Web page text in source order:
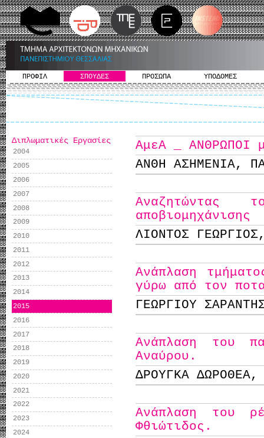
ΠΡΟΦΙΛ ΣΠΟΥΔΕΣ ΠΡΟΣΩΠΑ ΥΠΟΔΟΜΕΣ
Διπλωματικές Εργασίες
2004
2005
2006
2007
2008
2009
2010
2011
2012
2013
2014
2015
2016
2017
2018
2019
2020
2021
2022
2023
2024
ΑμεΑ _ ΑΝΘΡΩΠΟΙ
ΑΝΘΗ ΑΣΗΜΕΝΙΑ,
αποβιομηχάνισης
ΛΙΟΝΤΟΣ
Ανάπλαση
γύρω από τον
ΓΕΩΡΓΙΟΥ
Ανάπλαση του
Αναύρου.
ΔΡΟΥΓΚΑ ΔΩΡΟΘΕΑ,
Ανάπλαση του
Φθιώτιδος.